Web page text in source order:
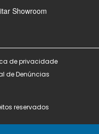
Showroom
de privacidade
de Denúncias
reservados